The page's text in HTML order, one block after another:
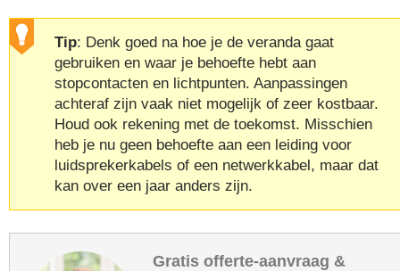
Tip: Denk goed na hoe je de veranda gaat
gebruiken en waar je behoefte hebt aan
stopcontacten en lichtpunten. Aanpassingen
achteraf zijn vaak niet mogelijk of zeer kostbaar.
Houd ook rekening met de toekomst. Misschien
heb je nu geen behoefte aan een leiding voor
luidsprekerkabels of een netwerkkabel, maar dat
kan over een jaar anders zijn.
Gratis offerte-aanvraag &